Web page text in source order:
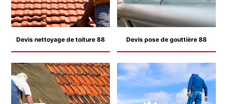
Devis nettoyage de toiture 88 Devis pose de gouttière 88